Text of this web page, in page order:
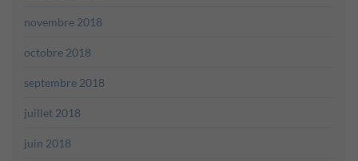
novembre 2018
octobre 2018
septembre 2018
juillet 2018
juin 2018